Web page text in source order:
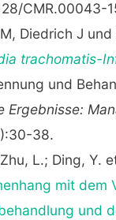
CMR.00043-
Diedrich J
trachomatis-
und
Ergebnisse:
38.
L.; Ding, Y.
mit dem
und